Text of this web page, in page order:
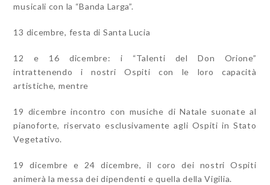
musicali con la “Banda Larga”.
13 dicembre, festa di Santa Lucia
12 e 16 dicembre: i “Talenti del Don Orione”
intrattenendo i nostri Ospiti con le loro capacità
artistiche, mentre
19 dicembre incontro con musiche di Natale suonate al
pianoforte, riservato esclusivamente agli Ospiti in Stato
Vegetativo.
19 dicembre e 24 dicembre, il coro dei nostri Ospiti
animerà la messa dei dipendenti e quella della Vigilia.